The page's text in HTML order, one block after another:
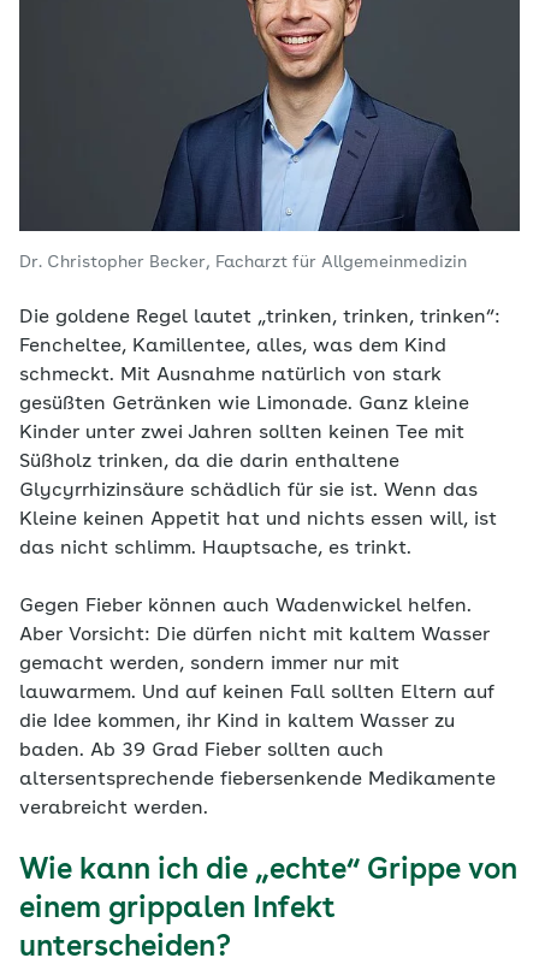
Dr. Christopher Becker, Facharzt für Allgemeinmedizin
Die goldene Regel lautet „trinken, trinken, trinken“:
Fencheltee, Kamillentee, alles, was dem Kind
schmeckt. Mit Ausnahme natürlich von stark
gesüßten Getränken wie Limonade. Ganz kleine
Kinder unter zwei Jahren sollten keinen Tee mit
Süßholz trinken, da die darin enthaltene
Glycyrrhizinsäure schädlich für sie ist. Wenn das
Kleine keinen Appetit hat und nichts essen will, ist
das nicht schlimm. Hauptsache, es trinkt.
Gegen Fieber können auch Wadenwickel helfen.
Aber Vorsicht: Die dürfen nicht mit kaltem Wasser
gemacht werden, sondern immer nur mit
lauwarmem. Und auf keinen Fall sollten Eltern auf
die Idee kommen, ihr Kind in kaltem Wasser zu
baden. Ab 39 Grad Fieber sollten auch
altersentsprechende fiebersenkende Medikamente
verabreicht werden.
Wie kann ich die „echte“ Grippe von
einem grippalen Infekt
unterscheiden?